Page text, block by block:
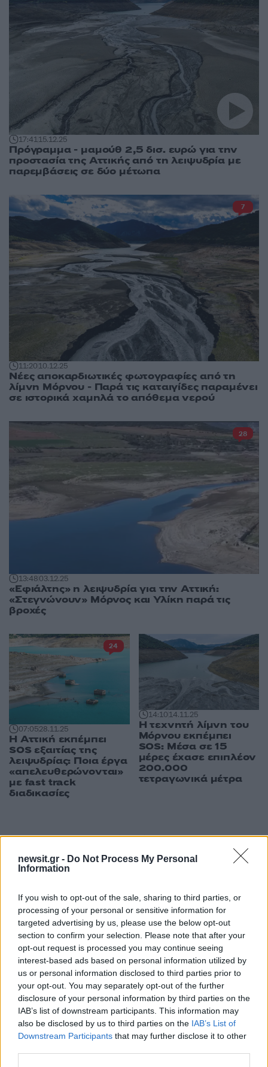
newsit.gr - Do Not Process My Personal
Information
If you wish to opt-out of the sale, sharing to third parties, or
processing of your personal or sensitive information for
targeted advertising by us, please use the below opt-out
section to confirm your selection. Please note that after your
opt-out request is processed you may continue seeing
interest-based ads based on personal information utilized by
us or personal information disclosed to third parties prior to
your opt-out. You may separately opt-out of the further
disclosure of your personal information by third parties on the
IAB’s list of downstream participants. This information may
also be disclosed by us to third parties on the IAB’s List of
Downstream Participants that may further disclose it to other
17:4115.12.25
Πρόγραμμα - μαμούθ 2,5 δισ. ευρώ για την
προστασία της Αττικής από τη λειψυδρία με
παρεμβάσεις σε δύο μέτωπα
11:2010.12.25
Νέες αποκαρδιωτικές φωτογραφίες από τη
λίμνη Μόρνου - Παρά τις καταιγίδες παραμένει
σε ιστορικά χαμηλά το απόθεμα νερού
7
13:4803.12.25
«Εφιάλτης» η λειψυδρία για την Αττική:
«Στεγνώνουν» Μόρνος και Υλίκη παρά τις
βροχές
28
07:0528.11.25
Η Αττική εκπέμπει
SOS εξαιτίας της
λειψυδρίας: Ποια έργα
«απελευθερώνονται»
με fast track
διαδικασίες
24
14:1014.11.25
Η τεχνητή λίμνη του
Μόρνου εκπέμπει
SOS: Μέσα σε 15
μέρες έχασε επιπλέον
200.000
τετραγωνικά μέτρα
ΔΙΑΦΗΜΙΣΗ